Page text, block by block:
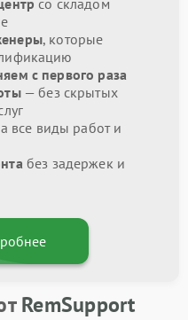
со складом
, которые
с первого раза
— без скрытых
все виды работ и
без задержек и
RemSupport